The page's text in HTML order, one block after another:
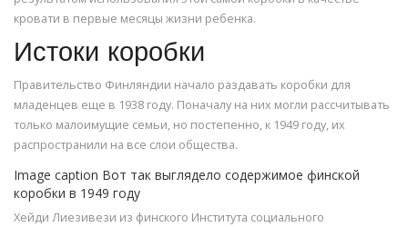
кровати в первые месяцы жизни ребенка.
Истоки коробки
Правительство Финляндии начало раздавать коробки для
младенцев еще в 1938 году. Поначалу на них могли рассчитывать
только малоимущие семьи, но постепенно, к 1949 году, их
распространили на все слои общества.
Image caption Вот так выглядело содержимое финской
коробки в 1949 году
Хейди Лиезивези из финского Института социального